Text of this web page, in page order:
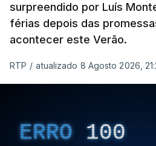
surpreendido por Luís
férias depois das
acontecer este Verão.
RTP / atualizado 8 Agosto 2026,
ERRO 100